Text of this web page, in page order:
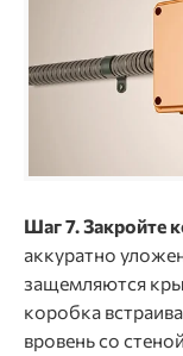
Шаг 7. Закройте
аккуратно
защемляются
коробка
вровень со